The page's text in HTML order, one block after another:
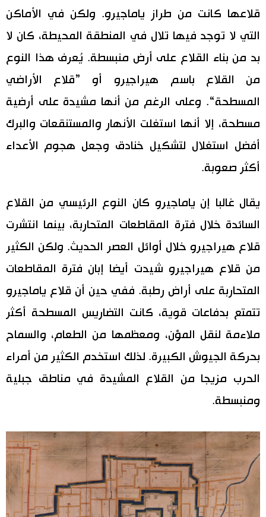
قلاعها كانت من طراز ياماجيرو. ولكن في الأماكن
التي لا توجد فيها تلال في المنطقة المحيطة، كان لا
بد من بناء القلاع على أرض منبسطة. يُعرف هذا النوع
من القلاع باسم هيراجيرو أو ”قلاع الأراضي
المسطحة“. وعلى الرغم من أنها مشيدة على أرضية
مسطحة، إلا أنها استغلت الأنهار والمستنقعات والبرك
أفضل استغلال لتشكيل خنادق وجعل هجوم الأعداء
أكثر صعوبة.
يقال غالبا إن ياماجيرو كان النوع الرئيسي من القلاع
السائدة خلال فترة المقاطعات المتحاربة، بينما انتشرت
قلاع هيراجيرو خلال أوائل العصر الحديث. ولكن الكثير
من قلاع هيراجيرو شيدت أيضا إبان فترة المقاطعات
المتحاربة على أراض رطبة. ففي حين أن قلاع ياماجيرو
تتمتع بدفاعات قوية، كانت التضاريس المسطحة أكثر
ملاءمة لنقل المؤن، ومعظمها من الطعام، والسماح
بحركة الجيوش الكبيرة. لذلك استخدم الكثير من أمراء
الحرب مزيجا من القلاع المشيدة في مناطق جبلية
ومنبسطة.